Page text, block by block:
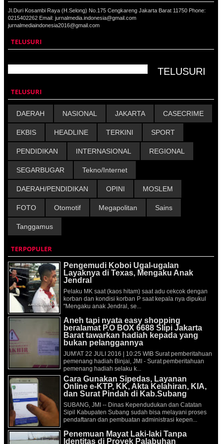
Jl.Duri Kosambi Raya (H.Selong) No.175 Cengkareng Jakarta Barat 11750 Phone:
0215402262 Email: jurnalmedia.indonesia@gmail.com
jurnalmediaindonesia2016@gmail.com
TELUSURI
TELUSURI
DAERAH NASIONAL JAKARTA CASECRIME
EKBIS HEADLINE TERKINI SPORT
PENDIDIKAN INTERNASIONAL REGIONAL
SEGARBUGAR Tekno/Internet
DAERAH/PENDIDIKAN OPINI MOSLEM
FOTO Otomotif Megapolitan Sains
Tanggamus
TERPOPULER
Pengemudi Koboi Ugal-ugalan
Layaknya di Texas, Mengaku Anak
Jendral
Pelaku MK saat (kaos hitam) saat adu cekcok dengan
korban dan kondisi korban P saat kepala nya dipukul
"Mengaku anak Jendral, se...
Aneh tapi nyata easy shopping
beralamat P.O BOX 6688 Slipi Jakarta
Barat tawarkan hadiah kepada yang
bukan pelanggannya
JUM'AT 22 JULI 2016 | 10:25 WIB Surat pemberitahuan
pemenang hadiah Binjai, JMI - Surat pemberitahuan
pemenang hadiah selaku k...
Cara Gunakan Sipedas, Layanan
Online e-KTP, KK, Akta Kelahiran, KIA,
dan Surat Pindah di Kab.Subang
SUBANG, JMI -- Dinas Kependudukan dan Catatan
Sipil Kabupaten Subang sudah bisa melayani proses
pendaftaran dan pembuatan administrasi kepen...
Penemuan Mayat Laki-laki Tanpa
Identitas di Proyek Palabuhan